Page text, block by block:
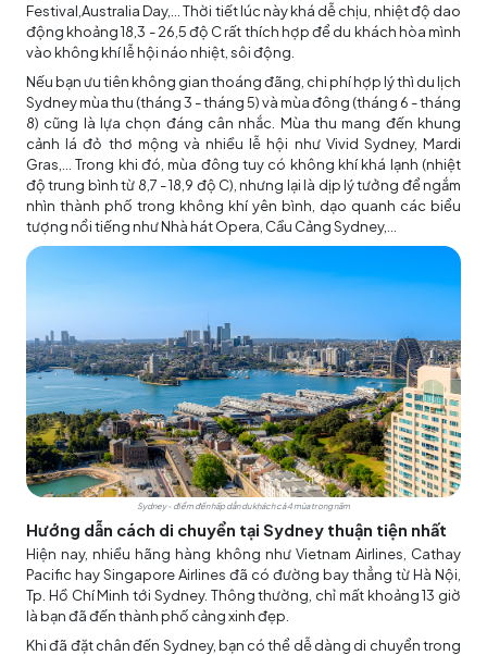
Festival,Australia Day,... Thời tiết lúc này khá dễ chịu, nhiệt độ dao
động khoảng 18,3 - 26,5 độ C rất thích hợp để du khách hòa mình
vào không khí lễ hội náo nhiệt, sôi động.
Nếu bạn ưu tiên không gian thoáng đãng, chi phí hợp lý thì du lịch
Sydney mùa thu (tháng 3 - tháng 5) và mùa đông (tháng 6 - tháng
8) cũng là lựa chọn đáng cân nhắc. Mùa thu mang đến khung
cảnh lá đỏ thơ mộng và nhiều lễ hội như Vivid Sydney, Mardi
Gras,... Trong khi đó, mùa đông tuy có không khí khá lạnh (nhiệt
độ trung bình từ 8,7 - 18,9 độ C), nhưng lại là dịp lý tưởng để ngắm
nhìn thành phố trong không khí yên bình, dạo quanh các biểu
tượng nổi tiếng như Nhà hát Opera, Cầu Cảng Sydney,...
Sydney - điểm đến hấp dẫn du khách cả 4 mùa trong năm
Hướng dẫn cách di chuyển tại Sydney thuận tiện nhất
Hiện nay, nhiều hãng hàng không như Vietnam Airlines, Cathay
Pacific hay Singapore Airlines đã có đường bay thẳng từ Hà Nội,
Tp. Hồ Chí Minh tới Sydney. Thông thường, chỉ mất khoảng 13 giờ
là bạn đã đến thành phố cảng xinh đẹp.
Khi đã đặt chân đến Sydney, bạn có thể dễ dàng di chuyển trong